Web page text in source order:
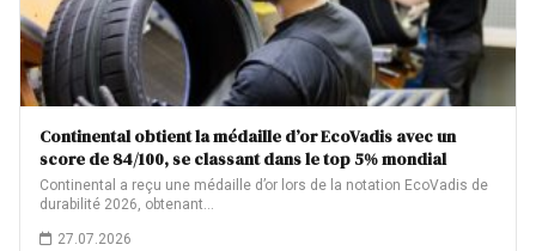
Continental obtient la médaille d’or EcoVadis avec un
score de 84/100, se classant dans le top 5% mondial
Continental a reçu une médaille d’or lors de la notation EcoVadis de
durabilité 2026, obtenant…
27.07.2026